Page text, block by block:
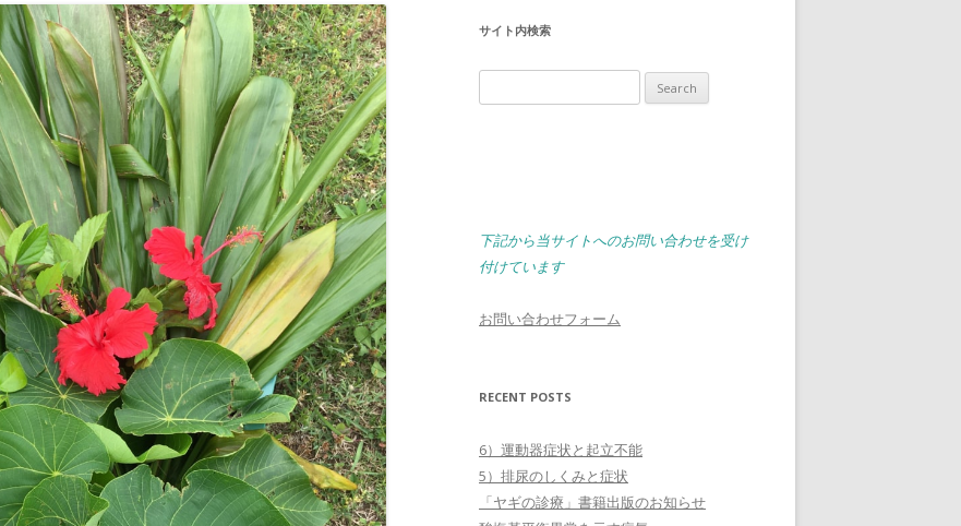
サイト内検索
for:
下記から当サイトへのお問い合わせを受け
付けています
お問い合わせフォーム
RECENT POSTS
6）運動器症状と起立不能
5）排尿のしくみと症状
「ヤギの診療」書籍出版のお知らせ